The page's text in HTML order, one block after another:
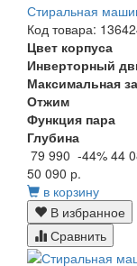
Стиральная
Код товара:
Цвет корпуса
Инверторный
Максимальная
Отжим
Функция пара
Глубина
79 990 -44% 44
50 090 р.
в корзину
В избранное
Сравнить